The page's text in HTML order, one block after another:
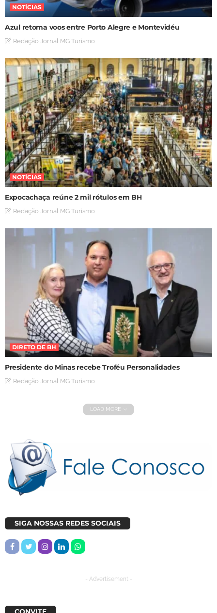
NOTÍCIAS
Azul retoma voos entre Porto Alegre e Montevidéu
Redação Jornal MG Turismo
NOTÍCIAS
Expocachaça reúne 2 mil rótulos em BH
Redação Jornal MG Turismo
DIRETO DE BH
Presidente do Minas recebe Troféu Personalidades
Redação Jornal MG Turismo
LOAD MORE
SIGA NOSSAS REDES SOCIAIS
- Advertisement -